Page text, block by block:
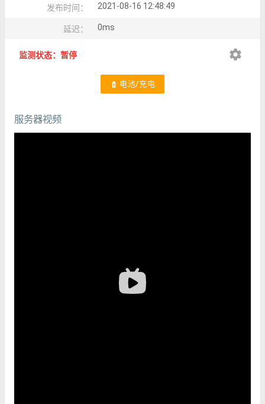
发布时间： 2021-08-16 12:48:49
延迟： 0ms
监测状态：暂停 settings
battery_charging_full 电池/充电
服务器视频